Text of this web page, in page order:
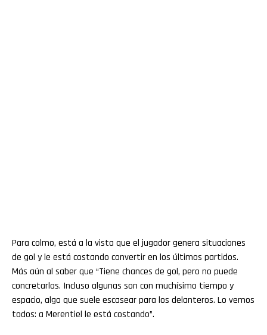
Para colmo, está a la vista que el jugador genera situaciones
de gol y le está costando convertir en los últimos partidos.
Más aún al saber que “Tiene chances de gol, pero no puede
concretarlas. Incluso algunas son con muchísimo tiempo y
espacio, algo que suele escasear para los delanteros. Lo vemos
todos: a Merentiel le está costando”.